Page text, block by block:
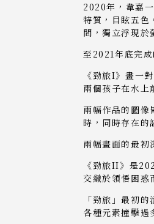
2020年，韋嘉
特質，目眩五色
間，獨立浮現於
至2021年底完
《勁旅I》畫一
兩個孩子在水上
兩幅作品的圖像
時，同時存在的
兩幅畫面的最初
《勁旅II》是
交織於領悟困惑
「勁旅」最初
各種元素撞擊過